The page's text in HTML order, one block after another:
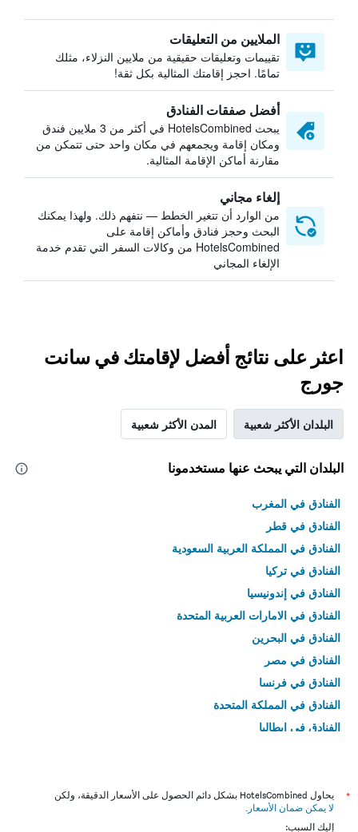
الملايين من التعليقات
تقييمات وتعليقات حقيقية من ملايين النزلاء، مثلك
تمامًا. احجز إقامتك المثالية بكل ثقة!
أفضل صفقات الفنادق
يبحث HotelsCombined في أكثر من 3 ملايين فندق
ومكان إقامة ويجمعهم في مكان واحد حتى تتمكن من
مقارنة أماكن الإقامة المثالية.
إلغاء مجاني
من الوارد أن تتغير الخطط — نتفهم ذلك. ولهذا يمكنك
البحث وحجز فنادق وأماكن إقامة على
HotelsCombined من وكالات السفر التي تقدم خدمة
الإلغاء المجاني
اعثر على نتائج أفضل لإقامتك في سانت
جورج
البلدان الأكثر شعبية المدن الأكثر شعبية
البلدان التي يبحث عنها مستخدمونا
الفنادق في المغرب
الفنادق في قطر
الفنادق في المملكة العربية السعودية
الفنادق في تركيا
الفنادق في إندونيسيا
الفنادق في الامارات العربية المتحدة
الفنادق في البحرين
الفنادق في مصر
الفنادق في فرنسا
الفنادق في المملكة المتحدة
الفنادق في إيطاليا
*
يحاول HotelsCombined بشكل دائم الحصول على الأسعار الدقيقة، ولكن
لا يمكن ضمان الأسعار .
إليك السبب: